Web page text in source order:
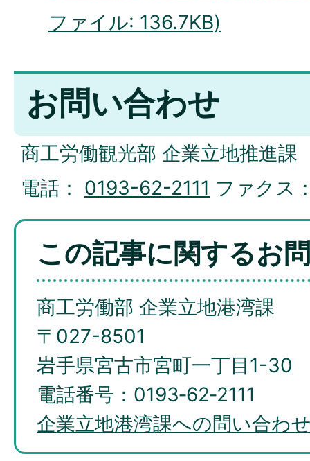
ファイル: 136.7KB)
お問い合わせ
商工労働観光部 企業立地推進課
電話： 0193-62-2111 ファクス
この記事に関するお
商工労働部 企業立地港湾課
〒027-8501
岩手県宮古市宮町一丁目1-30
電話番号：0193‐62‐2111
企業立地港湾課への問い合わ